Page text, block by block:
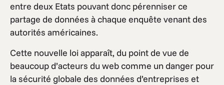
entre deux Etats pouvant donc pérenniser ce
partage de données à chaque enquête venant des
autorités américaines.
Cette nouvelle loi apparaît, du point de vue de
beaucoup d’acteurs du web comme un danger pour
la sécurité globale des données d’entreprises et